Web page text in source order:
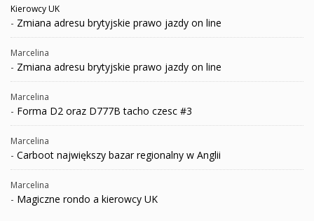
Kierowcy UK
- Zmiana adresu brytyjskie prawo jazdy on line
Marcelina
- Zmiana adresu brytyjskie prawo jazdy on line
Marcelina
- Forma D2 oraz D777B tacho czesc #3
Marcelina
- Carboot największy bazar regionalny w Anglii
Marcelina
- Magiczne rondo a kierowcy UK